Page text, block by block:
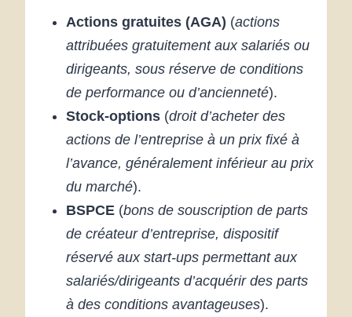
Actions gratuites (AGA) (actions
attribuées gratuitement aux salariés ou
dirigeants, sous réserve de conditions
de performance ou d’ancienneté).
Stock-options (droit d’acheter des
actions de l’entreprise à un prix fixé à
l’avance, généralement inférieur au prix
du marché).
BSPCE (bons de souscription de parts
de créateur d’entreprise, dispositif
réservé aux start-ups permettant aux
salariés/dirigeants d’acquérir des parts
à des conditions avantageuses).